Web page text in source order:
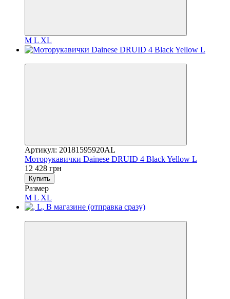
M L XL
Артикул: 20181595920AL
Моторукавички Dainese DRUID 4 Black Yellow L
12 428 грн
Купить
Размер
M L XL